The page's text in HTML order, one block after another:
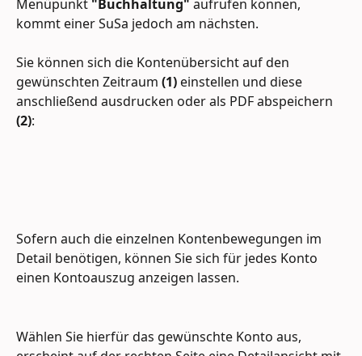
Menüpunkt "Buchhaltung" aufrufen können,
kommt einer SuSa jedoch am nächsten.
Sie können sich die Kontenübersicht auf den
gewünschten Zeitraum (1) einstellen und diese
anschließend ausdrucken oder als PDF abspeichern
(2):
Sofern auch die einzelnen Kontenbewegungen im
Detail benötigen, können Sie sich für jedes Konto
einen Kontoauszug anzeigen lassen.
Wählen Sie hierfür das gewünschte Konto aus,